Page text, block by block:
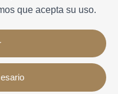
que acepta su uso.